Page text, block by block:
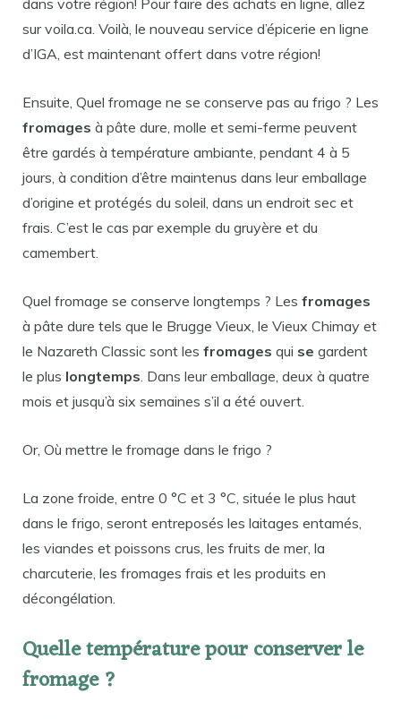
dans votre région! Pour faire des achats en ligne, allez
sur voila.ca. Voilà, le nouveau service d’épicerie en ligne
d’IGA, est maintenant offert dans votre région!
Ensuite, Quel fromage ne se conserve pas au frigo ? Les
fromages à pâte dure, molle et semi-ferme peuvent
être gardés à température ambiante, pendant 4 à 5
jours, à condition d’être maintenus dans leur emballage
d’origine et protégés du soleil, dans un endroit sec et
frais. C’est le cas par exemple du gruyère et du
camembert.
Quel fromage se conserve longtemps ? Les fromages
à pâte dure tels que le Brugge Vieux, le Vieux Chimay et
le Nazareth Classic sont les fromages qui se gardent
le plus longtemps. Dans leur emballage, deux à quatre
mois et jusqu’à six semaines s’il a été ouvert.
Or, Où mettre le fromage dans le frigo ?
La zone froide, entre 0 °C et 3 °C, située le plus haut
dans le frigo, seront entreposés les laitages entamés,
les viandes et poissons crus, les fruits de mer, la
charcuterie, les fromages frais et les produits en
décongélation.
Quelle température pour conserver le
fromage ?